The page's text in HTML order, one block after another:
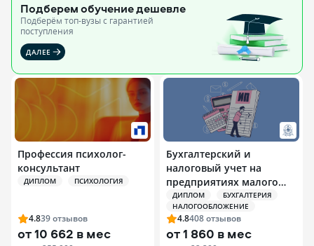
Подберем обучениедешевле
Подберём топ-вузы c гарантией
поступления
ДАЛЕЕ
Профессия психолог-
консультант
ДИПЛОМ ПСИХОЛОГИЯ
4.839отзывов
от10 662 в мес
Бухгалтерский и
налоговый учет на
предприятиях малого
бизнеса и
индивидуальных
предпринимателей (ИП)
ДИПЛОМ
БУХГАЛТЕРИЯ
НАЛОГООБЛОЖЕНИЕ
4.8408отзывов
от1 860 в мес